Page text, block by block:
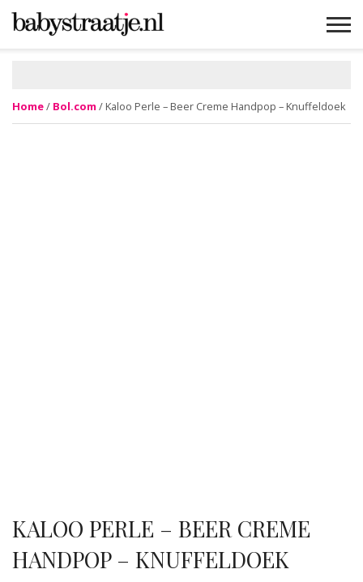
Home/ Bol.com / Kaloo Perle – Beer Creme Handpop – Knuffeldoek
KALOO PERLE – BEER CREME
HANDPOP – KNUFFELDOEK